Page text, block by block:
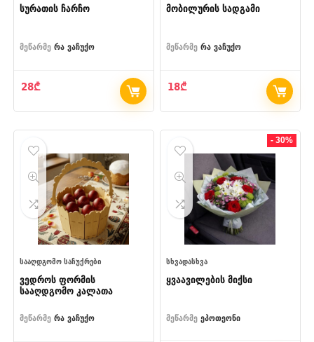
სურათის ჩარჩო
მეწარმე რა ვაჩუქო
28₾
მობილურის სადგამი
მეწარმე რა ვაჩუქო
18₾
ᲡᲐᲐᲦᲓᲒᲝᲛᲝ ᲡᲐᲩᲣᲥᲠᲔᲑᲘ
ვედროს ფორმის
სააღდგომო კალათა
მეწარმე რა ვაჩუქო
- 30%
ᲡᲮᲕᲐᲓᲐᲡᲮᲕᲐ
ყვაავილების მიქსი
მეწარმე ეპოთეონი